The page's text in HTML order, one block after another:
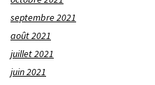
septembre 2021
août 2021
juillet 2021
juin 2021